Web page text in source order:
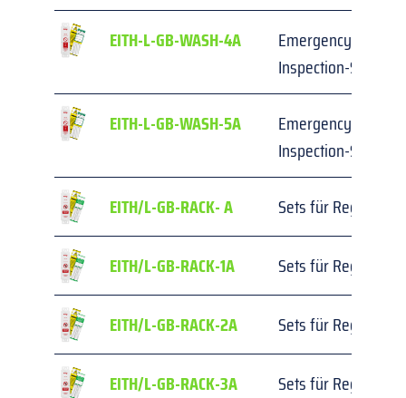
EITH-L-GB-WASH-4A
Emergency
Inspection-Set
EITH-L-GB-WASH-5A
Emergency
Inspection-Set
EITH/L-GB-RACK- A
Sets für
EITH/L-GB-RACK-1A Sets für
EITH/L-GB-RACK-2A Sets für
EITH/L-GB-RACK-3A Sets für